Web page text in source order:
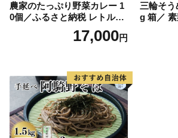
農家のたっぷり野菜カレー 1
0個／ふるさと納税 レトルト
カレー 詰め合わせ ギフト 10
食 野菜 ふるさと 有機野菜 オ
17,000円
三輪そ
g 箱／
温かい
り寄せ